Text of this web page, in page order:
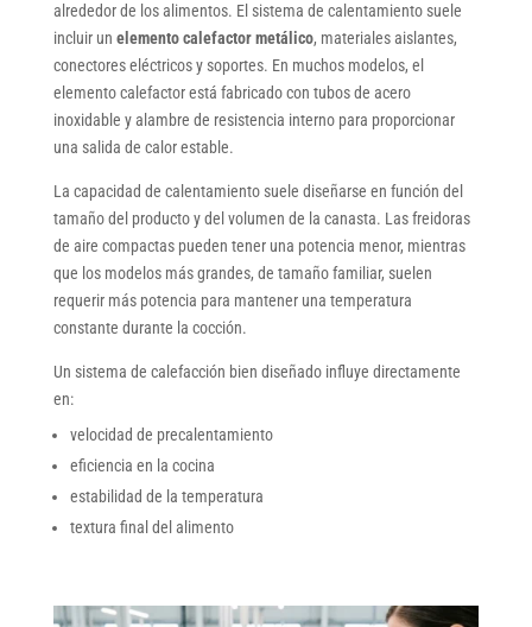
alrededor de los alimentos. El sistema de calentamiento suele
incluir un elemento calefactor metálico, materiales aislantes,
conectores eléctricos y soportes. En muchos modelos, el
elemento calefactor está fabricado con tubos de acero
inoxidable y alambre de resistencia interno para proporcionar
una salida de calor estable.
La capacidad de calentamiento suele diseñarse en función del
tamaño del producto y del volumen de la canasta. Las freidoras
de aire compactas pueden tener una potencia menor, mientras
que los modelos más grandes, de tamaño familiar, suelen
requerir más potencia para mantener una temperatura
constante durante la cocción.
Un sistema de calefacción bien diseñado influye directamente
en:
velocidad de precalentamiento
eficiencia en la cocina
estabilidad de la temperatura
textura final del alimento